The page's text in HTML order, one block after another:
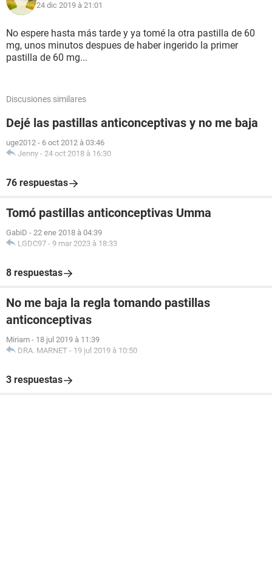
24 dic 2019 à 21:01
No espere hasta más tarde y ya tomé la otra pastilla de 60
mg, unos minutos despues de haber ingerido la primer
pastilla de 60 mg...
Discusiones similares
Dejé las pastillas anticonceptivas y no me baja
uge2012 - 6 oct 2012 à 03:46
Jenny - 24 oct 2018 à 16:30
76 respuestas
Tomó pastillas anticonceptivas Umma
GabiD - 22 ene 2018 à 04:39
LGDC97 - 9 mar 2023 à 18:33
8 respuestas
No me baja la regla tomando pastillas
anticonceptivas
Miriam - 18 jul 2019 à 11:39
DRA. MARNET - 19 jul 2019 à 10:50
3 respuestas